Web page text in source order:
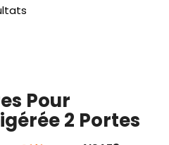
Pour
2 Portes